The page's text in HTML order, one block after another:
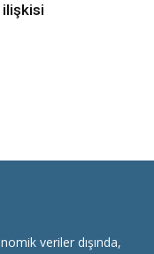
ilişkisi
veriler dışında,